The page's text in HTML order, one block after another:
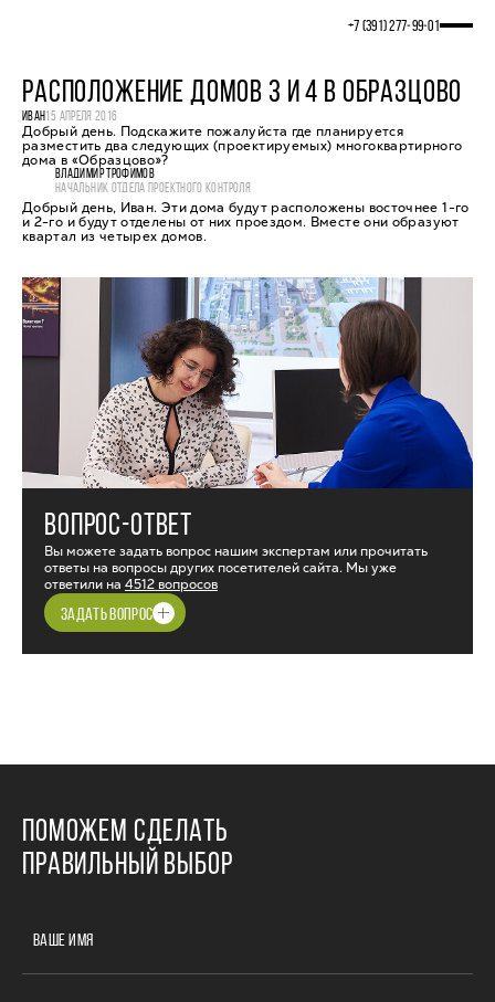
+7 (391) 277‒99‒01
РАСПОЛОЖЕНИЕ ДОМОВ 3 И 4 В ОБРАЗЦОВО
ИВАН15 АПРЕЛЯ 2016
Добрый день. Подскажите пожалуйста где планируется
разместить два следующих (проектируемых) многоквартирного
дома в «Образцово»?
ВЛАДИМИР ТРОФИМОВ
НАЧАЛЬНИК ОТДЕЛА ПРОЕКТНОГО КОНТРОЛЯ
Добрый день, Иван. Эти дома будут расположены восточнее 1-го
и 2-го и будут отделены от них проездом. Вместе они образуют
квартал из четырех домов.
ВОПРОС-ОТВЕТ
Вы можете задать вопрос нашим экспертам или прочитать
ответы на вопросы других посетителей сайта. Мы уже
ответили на 4512 вопросов
ЗАДАТЬ ВОПРОС
ПОМОЖЕМ СДЕЛАТЬ
ПРАВИЛЬНЫЙ ВЫБОР
ВАШЕ ИМЯ